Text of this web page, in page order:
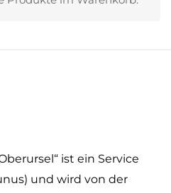
ist ein Service
und wird von der